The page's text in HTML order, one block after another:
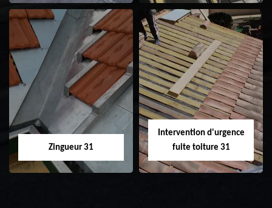
Etanchéité toiture
31
Réparation de
toiture 31
Zingueur 31
Intervention d'urgence
fuite toiture 31